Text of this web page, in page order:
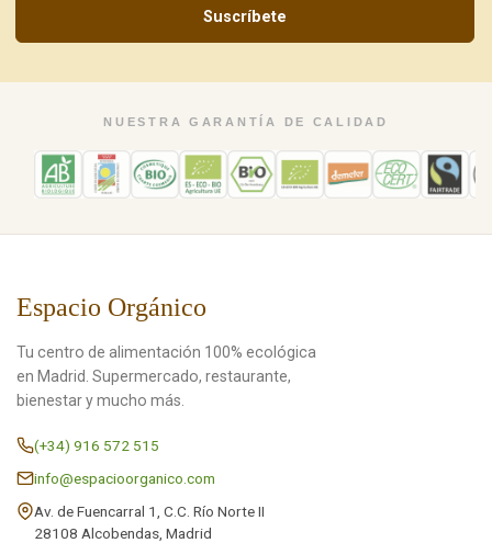
Suscríbete
NUESTRA GARANTÍA DE CALIDAD
Espacio Orgánico
Tu centro de alimentación 100% ecológica
en Madrid. Supermercado, restaurante,
bienestar y mucho más.
(+34) 916 572 515
info@espacioorganico.com
Av. de Fuencarral 1, C.C. Río Norte II
28108 Alcobendas, Madrid